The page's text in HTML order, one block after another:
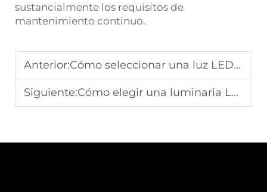
sustancialmente los requisitos de
mantenimiento continuo.
Anterior:Cómo seleccionar una luz LED de área para espacios exteriores
Siguiente:Cómo elegir una luminaria LED para cobertizo de garaje en instalaciones de estacionamiento